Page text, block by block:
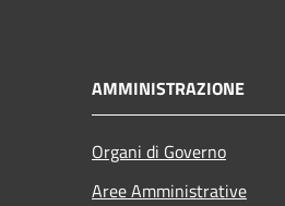
AMMINISTRAZIONE
Organi di Governo
Aree Amministrative